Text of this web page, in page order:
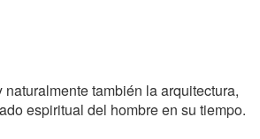
naturalmente también la arquitectura,
espiritual del hombre en su tiempo.